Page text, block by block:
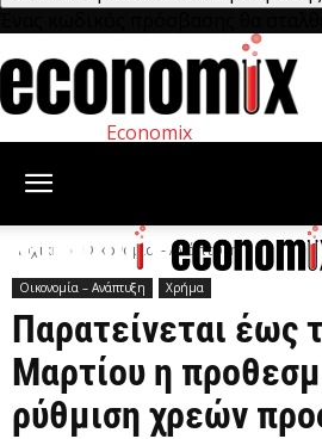
Economix
Αρχική Οικονομία – Ανάπτυξη
Οικονομία – Ανάπτυξη Χρήμα
Παρατείνεται έως
Μαρτίου η
ρύθμιση χρεών